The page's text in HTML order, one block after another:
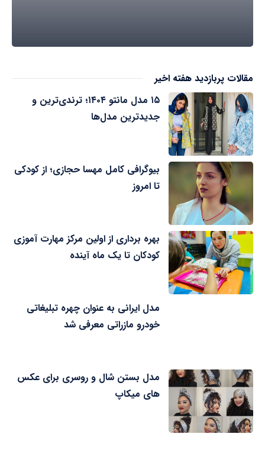
مقالات پربازدید هفته اخیر
۱۵ مدل مانتو ۱۴۰۴؛ ترندی‌ترین و
جدیدترین مدل‌ها
بیوگرافی کامل مهسا حجازی؛ از کودکی
تا امروز
بهره برداری از اولین مرکز مهارت آموزی
کودکان تا یک ماه آینده
مدل ایرانی به عنوان چهره تبلیغاتی
خودرو مازراتی معرفی شد
مدل بستن شال و روسری برای عکس
های میکاپ